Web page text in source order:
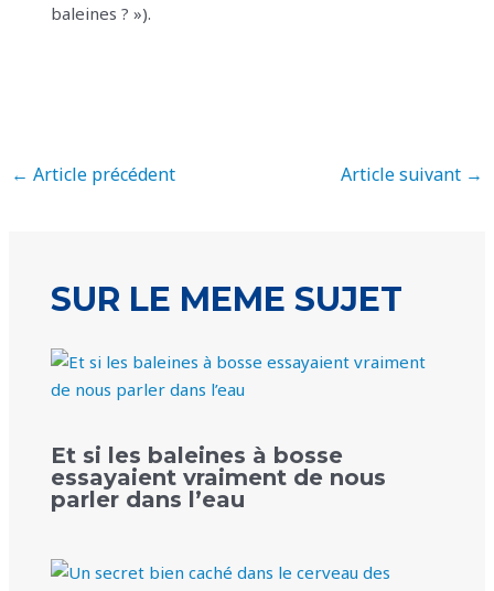
baleines ? »).
← Article précédent Article suivant →
SUR LE MEME SUJET
Et si les baleines à bosse
essayaient vraiment de nous
parler dans l’eau